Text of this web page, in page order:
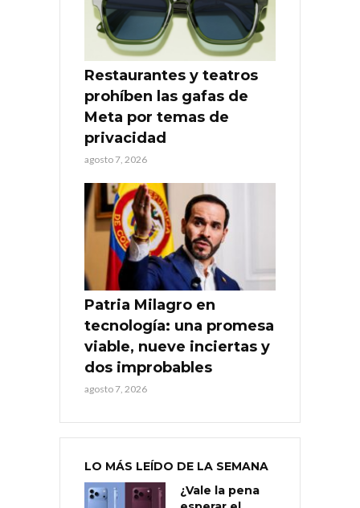
Restaurantes y teatros
prohíben las gafas de
Meta por temas de
privacidad
agosto 7, 2026
Patria Milagro en
tecnología: una promesa
viable, nueve inciertas y
dos improbables
agosto 7, 2026
LO MÁS LEÍDO DE LA SEMANA
¿Vale la pena